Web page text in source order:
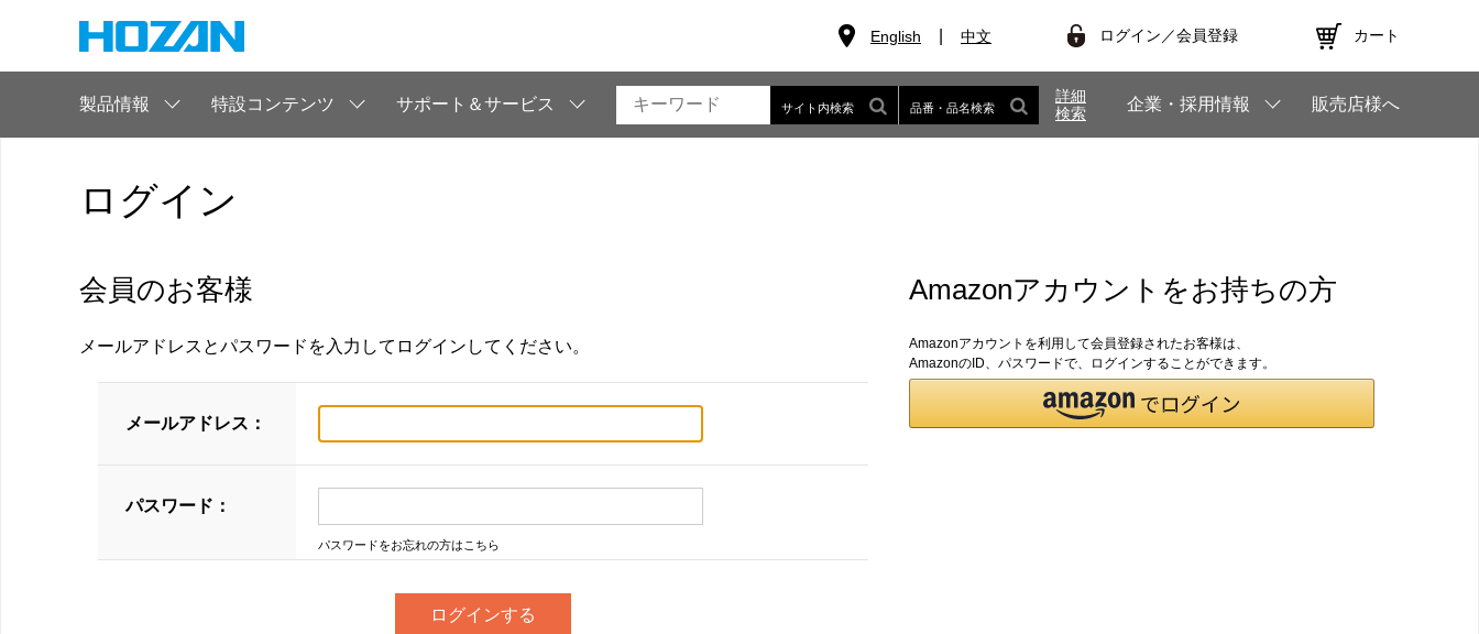
English 中文 ログイン／会員登録 カート
製品情報 特設コンテンツ サポート＆サービス サイト内検索 品番・品名検索
詳細
検索
企業・採用情報 販売店様へ
ログイン
会員のお客様
メールアドレスとパスワードを入力してログインしてください。
メールアドレス：
パスワード：
パスワードをお忘れの方はこちら
Amazonアカウントをお持ちの方
Amazonアカウントを利用して会員登録されたお客様は、
AmazonのID、パスワードで、ログインすることができます。